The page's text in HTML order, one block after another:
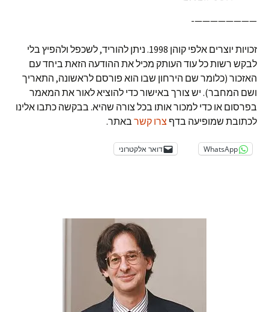
————————-
זכויות יוצרים אלפי קוהן 1998. ניתן להוריד, לשכפל ולהפיץ בלי
לבקש רשות כל עוד העותק מכיל את ההודעה הזאת ביחד עם
האזכור (כלומר שם הירחון שבו הוא פורסם לראשונה, התאריך
ושם המחבר). יש צורך באישור כדי להוציא לאור את המאמר
בפרסום או כדי למכור אותו בכל צורה שהיא. בבקשה כתבו אלינו
לכתובת שמופיעה בדף צרו קשר באתר.
WhatsApp דואר אלקטרוני